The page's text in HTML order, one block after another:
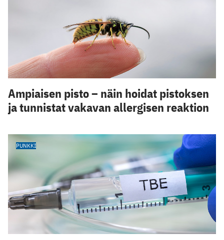
Ampiaisen pisto – näin hoidat pistoksen
ja tunnistat vakavan allergisen reaktion
PUNKKI